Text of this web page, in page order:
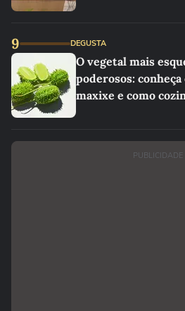
9 DEGUSTA
O vegetal mais
poderosos:
maxixe e como
PUBLICIDADE